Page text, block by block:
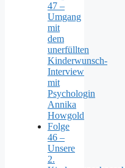
47 –
Umgang
mit
dem
unerfüllten
Kinderwunsch-
Interview
mit
Psychologin
Annika
Howgold
Folge
46 –
Unsere
2.